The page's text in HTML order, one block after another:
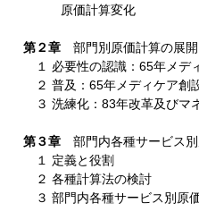
原価計算変化
第２章 部門別原価計算の展開
１ 必要性の認識：65年メデ
２ 普及：65年メディケア創
３ 洗練化：83年改革及びマ
第３章部門内各種サービス別
１ 定義と役割
２ 各種計算法の検討
３ 部門内各種サービス別原